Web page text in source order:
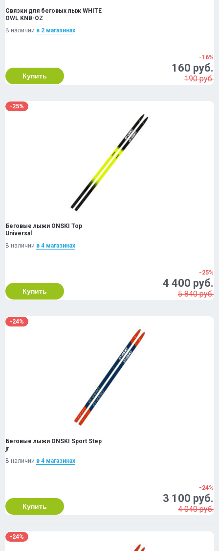
Связки для беговых лыж WHITE
OWL KNB-OZ
В наличии в 2 магазинах
Купить
-16%
160 руб.
190 руб.
-25%
Беговые лыжи ONSKI Top
Universal
В наличии в 4 магазинах
Купить
-25%
4 400 руб.
5 840 руб.
-24%
Беговые лыжи ONSKI Sport Step
jr
В наличии в 4 магазинах
Купить
-24%
3 100 руб.
4 040 руб.
-24%